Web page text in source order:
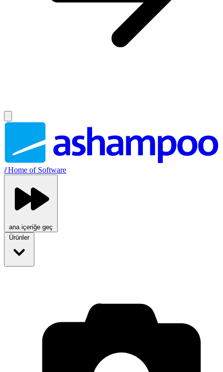
//Home of Software
ana içeriğe geç
Ürünler